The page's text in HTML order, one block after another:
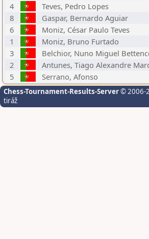
4
Teves, Pedro Lopes
8
Gaspar, Bernardo Aguiar
6
Moniz, César Paulo Teves
1
Moniz, Bruno Furtado
3
Belchior, Nuno Miguel
2
Antunes, Tiago Alexandre
5
Serrano, Afonso
Chess-Tournament-Results-Server© 2006-
tiráž